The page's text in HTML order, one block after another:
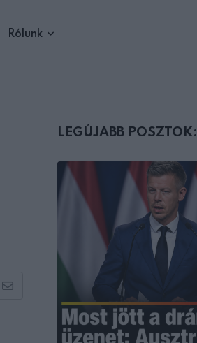
Rólunk
Share
LEGÚJABB POSZTOK: